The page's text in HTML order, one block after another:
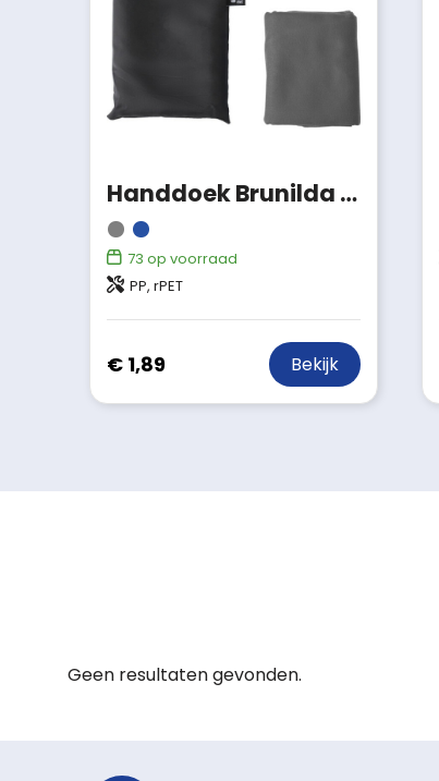
Handdoek Brunilda | rPET | 79x30 cm
73 op voorraad
PP, rPET
€ 1,89 Bekijk
Geen resultaten gevonden.